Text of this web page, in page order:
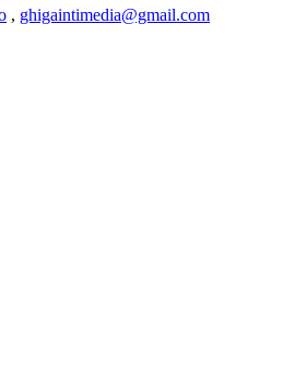
, ghigaintimedia@gmail.com